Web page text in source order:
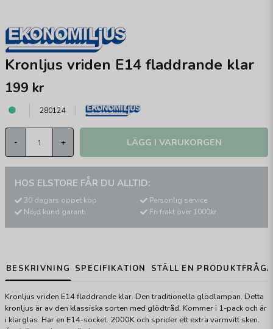
Kronljus vriden E14 fladdrande klar
199 kr
280124
- + LÄGG I VARUKORGEN
HOS ELSTORE FÅR DU ALLTID:
30 dagars öppet köp
Nöjd kund garanti
Personlig service
Fri frakt över 1000kr
BESKRIVNING SPECIFIKATION STÄLL EN
Kronljus vriden E14 fladdrande klar. Den traditionella glödlampan. Detta
kronljus är av den klassiska sorten med glödtråd. Kommer i 1-pack och är
i klarglas. Har en E14-sockel. 2000K och sprider ett extra varmvitt sken.